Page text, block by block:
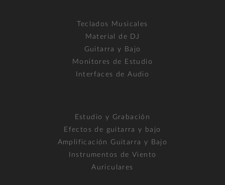
Teclados Musicales
Material de DJ
Guitarra y Bajo
Monitores de Estudio
Interfaces de Audio
Estudio y Grabación
Efectos de guitarra y bajo
Amplificación Guitarra y Bajo
Instrumentos de Viento
Auriculares